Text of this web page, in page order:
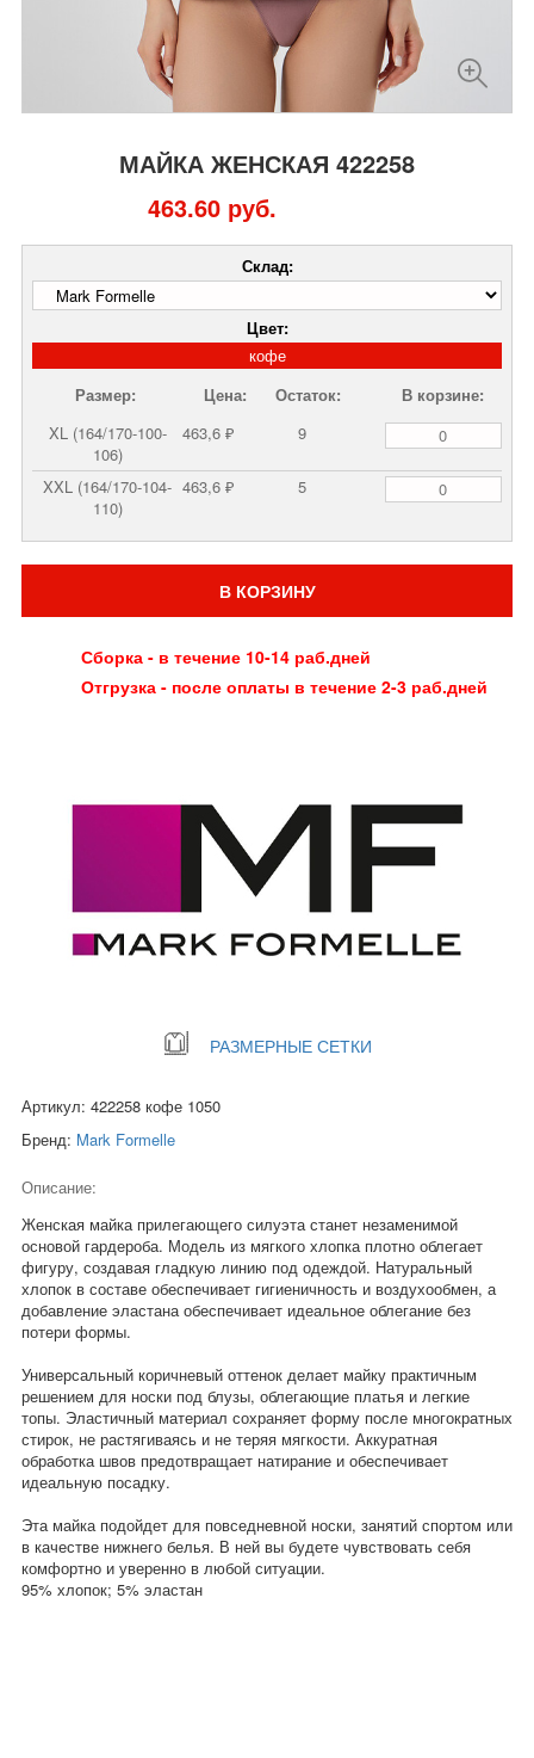
МАЙКА ЖЕНСКАЯ 422258
463.60 руб.
Склад:
Цвет:
кофе
Размер:
Цена: Остаток:
В корзине:
XL (164/170-100-
106)
463,6 ₽ 9
XXL (164/170-104-
110)
463,6 ₽ 5
В КОРЗИНУ
Сборка - в течение 10-14 раб.дней
Отгрузка - после оплаты в течение 2-3 раб.дней
РАЗМЕРНЫЕ СЕТКИ
Артикул: 422258 кофе 1050
Бренд: Mark Formelle
Описание:
Женская майка прилегающего силуэта станет незаменимой
основой гардероба. Модель из мягкого хлопка плотно облегает
фигуру, создавая гладкую линию под одеждой. Натуральный
хлопок в составе обеспечивает гигиеничность и воздухообмен, а
добавление эластана обеспечивает идеальное облегание без
потери формы.
Универсальный коричневый оттенок делает майку практичным
решением для носки под блузы, облегающие платья и легкие
топы. Эластичный материал сохраняет форму после многократных
стирок, не растягиваясь и не теряя мягкости. Аккуратная
обработка швов предотвращает натирание и обеспечивает
идеальную посадку.
Эта майка подойдет для повседневной носки, занятий спортом или
в качестве нижнего белья. В ней вы будете чувствовать себя
комфортно и уверенно в любой ситуации.
95% хлопок; 5% эластан